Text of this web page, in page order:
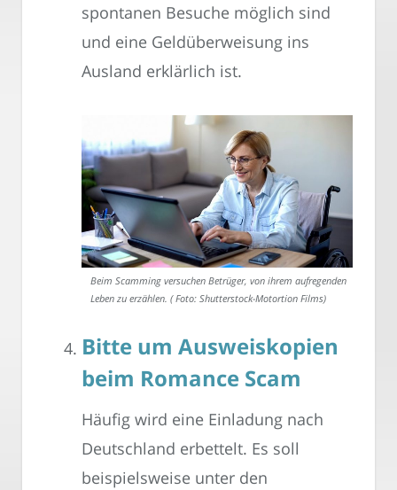
spontanen Besuche möglich sind
und eine Geldüberweisung ins
Ausland erklärlich ist.
Beim Scamming versuchen Betrüger, von ihrem aufregenden
Leben zu erzählen. ( Foto: Shutterstock-Motortion Films)
Bitte um Ausweiskopien
beim Romance Scam
Häufig wird eine Einladung nach
Deutschland erbettelt. Es soll
beispielsweise unter den